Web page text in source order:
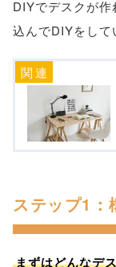
DIYでデスクが作
込んでDIYをして
ステップ1：
まずはどんなデ